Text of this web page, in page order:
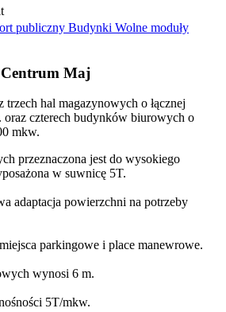
publiczny Budynki Wolne moduły
Maj
trzech hal magazynowych o łącznej
czterech budynków biurowych o
mkw.
przeznaczona jest do wysokiego
w suwnicę 5T.
adaptacja powierzchni na potrzeby
parkingowe i place manewrowe.
wynosi 6 m.
5T/mkw.